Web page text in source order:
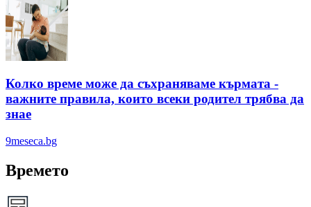
Колко време може да съхраняваме кърмата -
важните правила, които всеки родител трябва да
знае
9meseca.bg
Времето